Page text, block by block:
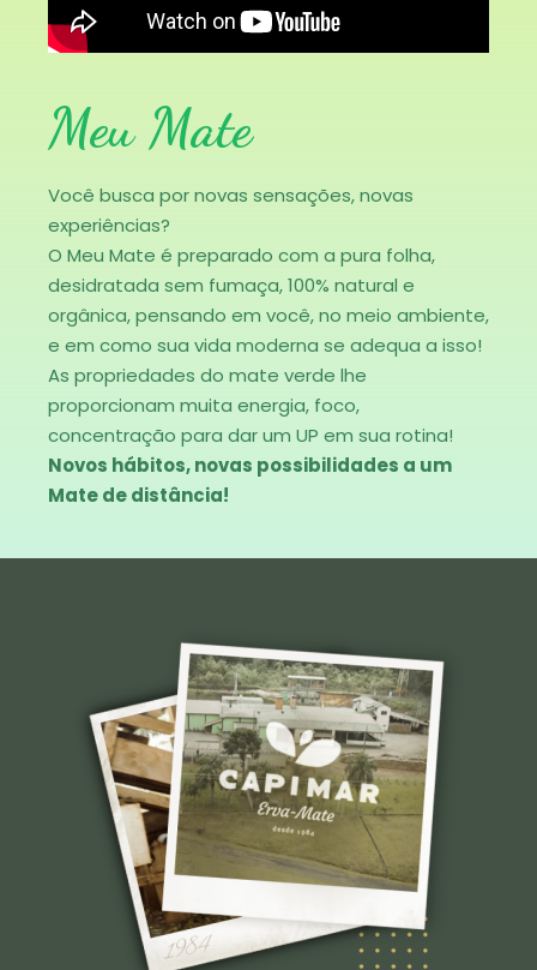
Meu Mate
Você busca por novas sensações, novas
experiências?
O Meu Mate é preparado com a pura folha,
desidratada sem fumaça, 100% natural e
orgânica, pensando em você, no meio ambiente,
e em como sua vida moderna se adequa a isso!
As propriedades do mate verde lhe
proporcionam muita energia, foco,
concentração para dar um UP em sua rotina!
Novos hábitos, novas possibilidades a um
Mate de distância!